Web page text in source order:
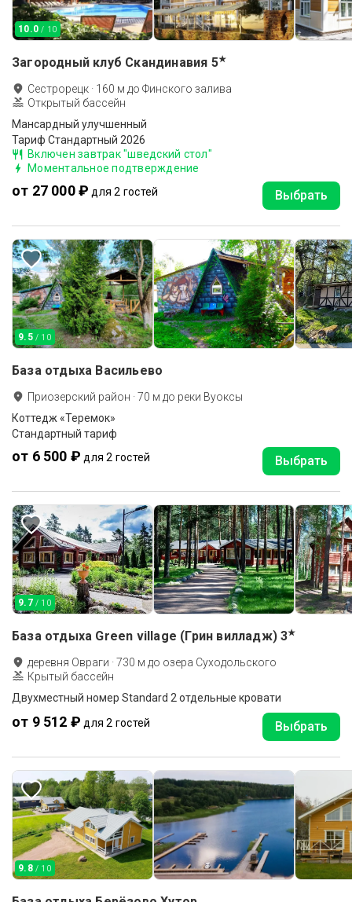
10.0 / 10
Загородный клуб Скандинавия 5★
Сестрорецк · 160 м до Финского залива
Открытый бассейн
Мансардный улучшенный
Тариф Стандартный 2026
Включен завтрак "шведский стол"
Моментальное подтверждение
от 27 000 ₽ для 2 гостей Выбрать
9.5 / 10
База отдыха Васильево
Приозерский район ·70 м до реки Вуоксы
Коттедж «Теремок»
Стандартный тариф
от 6 500 ₽ для 2 гостей Выбрать
9.7 / 10
База отдыха Green village (Грин вилладж) 3★
деревня Овраги ·730 м до озера Суходольского
Крытый бассейн
Двухместный номер Standard 2 отдельные кровати
от 9 512 ₽ для 2 гостей Выбрать
9.8 / 10